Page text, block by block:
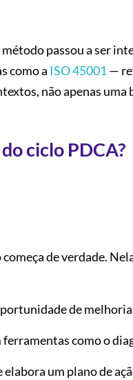
passou a ser
como a ISO 45001 —
não apenas
ciclo PDCA?
de verdade.
de melhoria
ferramentas como o
um plano de